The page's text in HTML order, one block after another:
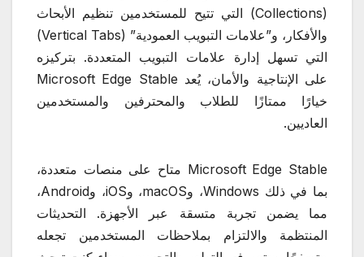
(Collections) التي تتيح للمستخدمين تنظيم الأبحاث
والأفكار، و”علامات التبويب العمودية” (Vertical Tabs)
التي تسهل إدارة علامات التبويب المتعددة. بتركيزه
على الإنتاجية والأمان، يُعد Microsoft Edge Stable
خيارًا ممتازًا للطلاب والمحترفين والمستخدمين
العاديين.
Microsoft Edge Stable متاح على منصات متعددة،
بما في ذلك Windows، وmacOS، وiOS، وAndroid،
مما يضمن تجربة متسقة عبر الأجهزة. التحديثات
المنتظمة والالتزام بملاحظات المستخدمين تجعله